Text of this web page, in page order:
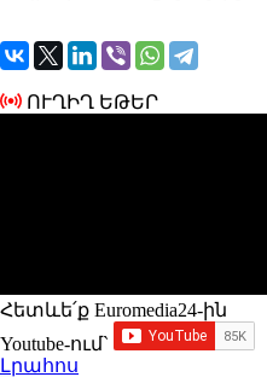
ՈՒՂԻՂ ԵԹԵՐ
Հետևե՛ք Euromedia24-ին
Youtube-ում`
Լրահոս